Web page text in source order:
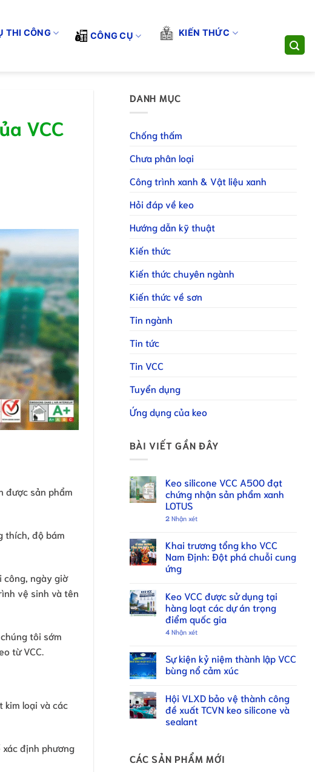
THI CÔNG CÔNG CỤ KIẾN THỨC
VCC
được sản phẩm
thích, độ bám
công, ngày giờ
vệ sinh và tên
tôi sớm
từ VCC.
kim loại và các
định phương
DANH MỤC
Chống thấm
Chưa phân loại
Công trình xanh & Vật liệu xanh
Hỏi đáp về keo
Hướng dẫn kỹ thuật
Kiến thức
Kiến thức chuyên ngành
Kiến thức về sơn
Tin ngành
Tin tức
Tin VCC
Tuyển dụng
Ứng dụng của keo
BÀI VIẾT GẦN ĐÂY
Keo silicone VCC A500 đạt
chứng nhận sản phẩm xanh
LOTUS
2 Nhận xét
Khai trương tổng kho VCC
Nam Định: Đột phá chuỗi cung
ứng
Keo VCC được sử dụng tại
hàng loạt các dự án trọng
điểm quốc gia
4 Nhận xét
Sự kiện kỷ niệm thành lập VCC
bùng nổ cảm xúc
Hội VLXD bảo vệ thành công
đề xuất TCVN keo silicone và
sealant
CÁC SẢN PHẨM MỚI